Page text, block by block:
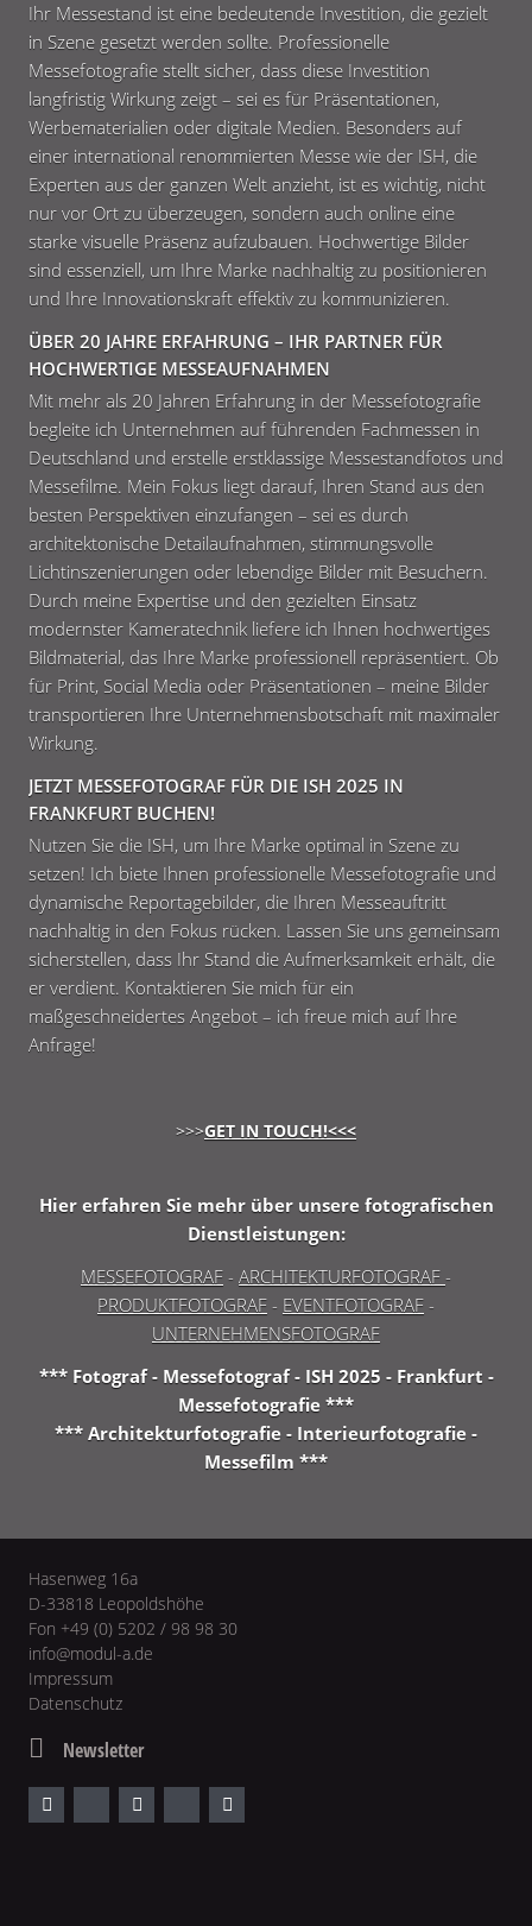
Ihr Messestand ist eine bedeutende Investition, die gezielt
in Szene gesetzt werden sollte. Professionelle
Messefotografie stellt sicher, dass diese Investition
langfristig Wirkung zeigt – sei es für Präsentationen,
Werbematerialien oder digitale Medien. Besonders auf
einer international renommierten Messe wie der ISH, die
Experten aus der ganzen Welt anzieht, ist es wichtig, nicht
nur vor Ort zu überzeugen, sondern auch online eine
starke visuelle Präsenz aufzubauen. Hochwertige Bilder
sind essenziell, um Ihre Marke nachhaltig zu positionieren
und Ihre Innovationskraft effektiv zu kommunizieren.
ÜBER 20 JAHRE ERFAHRUNG – IHR PARTNER FÜR
HOCHWERTIGE MESSEAUFNAHMEN
Mit mehr als 20 Jahren Erfahrung in der Messefotografie
begleite ich Unternehmen auf führenden Fachmessen in
Deutschland und erstelle erstklassige Messestandfotos und
Messefilme. Mein Fokus liegt darauf, Ihren Stand aus den
besten Perspektiven einzufangen – sei es durch
architektonische Detailaufnahmen, stimmungsvolle
Lichtinszenierungen oder lebendige Bilder mit Besuchern.
Durch meine Expertise und den gezielten Einsatz
modernster Kameratechnik liefere ich Ihnen hochwertiges
Bildmaterial, das Ihre Marke professionell repräsentiert. Ob
für Print, Social Media oder Präsentationen – meine Bilder
transportieren Ihre Unternehmensbotschaft mit maximaler
Wirkung.
JETZT MESSEFOTOGRAF FÜR DIE ISH 2025 IN
FRANKFURT BUCHEN!
Nutzen Sie die ISH, um Ihre Marke optimal in Szene zu
setzen! Ich biete Ihnen professionelle Messefotografie und
dynamische Reportagebilder, die Ihren Messeauftritt
nachhaltig in den Fokus rücken. Lassen Sie uns gemeinsam
sicherstellen, dass Ihr Stand die Aufmerksamkeit erhält, die
er verdient. Kontaktieren Sie mich für ein
maßgeschneidertes Angebot – ich freue mich auf Ihre
Anfrage!
>>>GET IN TOUCH!<<<
Hier erfahren Sie mehr über unsere fotografischen
Dienstleistungen:
MESSEFOTOGRAF- ARCHITEKTURFOTOGRAF-
PRODUKTFOTOGRAF- EVENTFOTOGRAF-
UNTERNEHMENSFOTOGRAF
*** Fotograf - Messefotograf - ISH 2025 - Frankfurt -
Messefotografie ***
*** Architekturfotografie - Interieurfotografie -
Messefilm ***
Hasenweg 16a
D-33818 Leopoldshöhe
Fon +49 (0) 5202 / 98 98 30
info@modul-a.de
Impressum
Datenschutz
Newsletter